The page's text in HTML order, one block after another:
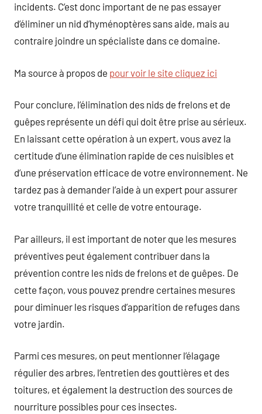
incidents. C’est donc important de ne pas essayer
d’éliminer un nid d’hyménoptères sans aide, mais au
contraire joindre un spécialiste dans ce domaine.
Ma source à propos de pour voir le site cliquez ici
Pour conclure, l’élimination des nids de frelons et de
guêpes représente un défi qui doit être prise au sérieux.
En laissant cette opération à un expert, vous avez la
certitude d’une élimination rapide de ces nuisibles et
d’une préservation efficace de votre environnement. Ne
tardez pas à demander l’aide à un expert pour assurer
votre tranquillité et celle de votre entourage.
Par ailleurs, il est important de noter que les mesures
préventives peut également contribuer dans la
prévention contre les nids de frelons et de guêpes. De
cette façon, vous pouvez prendre certaines mesures
pour diminuer les risques d’apparition de refuges dans
votre jardin.
Parmi ces mesures, on peut mentionner l’élagage
régulier des arbres, l’entretien des gouttières et des
toitures, et également la destruction des sources de
nourriture possibles pour ces insectes.